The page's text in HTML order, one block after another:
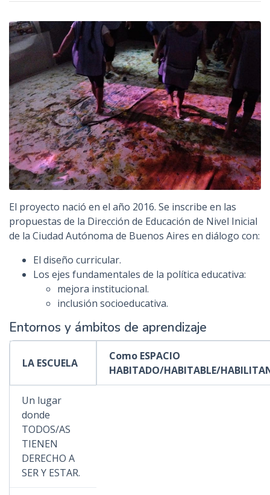
El proyecto nació en el año 2016. Se inscribe en las
propuestas de la Dirección de Educación de Nivel Inicial
de la Ciudad Autónoma de Buenos Aires en diálogo con:
El diseño curricular.
Los ejes fundamentales de la política educativa:
mejora institucional.
inclusión socioeducativa.
Entornos y ámbitos de aprendizaje
LA ESCUELA
Como ESPACIO
HABITADO/HABITABLE/
Un lugar
donde
TODOS/AS
TIENEN
DERECHO A
SER Y ESTAR.